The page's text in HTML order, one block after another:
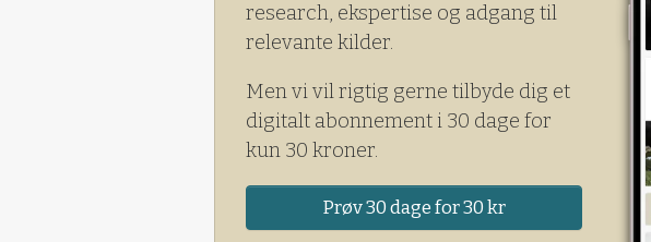
research, ekspertise og adgang til
relevante kilder.
Men vi vil rigtig gerne tilbyde dig et
digitalt abonnement i 30 dage for
kun 30 kroner.
Prøv 30 dage for 30 kr